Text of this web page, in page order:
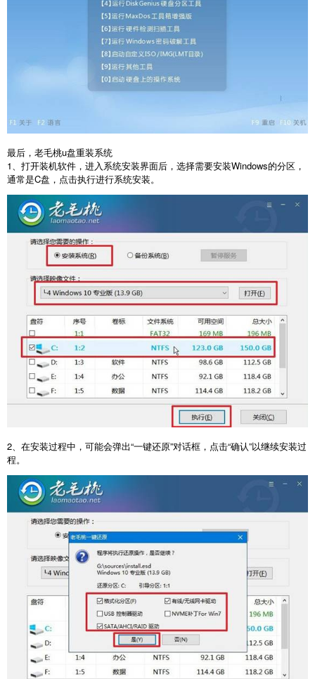
最后，老毛桃u盘重装系统
1、打开装机软件，进入系统安装界面后，选择需要安装Windows的分区，
通常是C盘，点击执行进行系统安装。
2、在安装过程中，可能会弹出“一键还原”对话框，点击“确认”以继续安装过
程。